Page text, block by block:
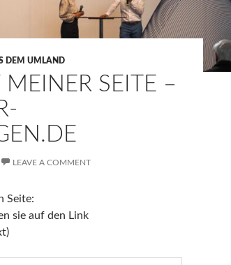
DEM UMLAND
MEINER SEITE –
LEAVE A COMMENT
Seite:
sie auf den Link